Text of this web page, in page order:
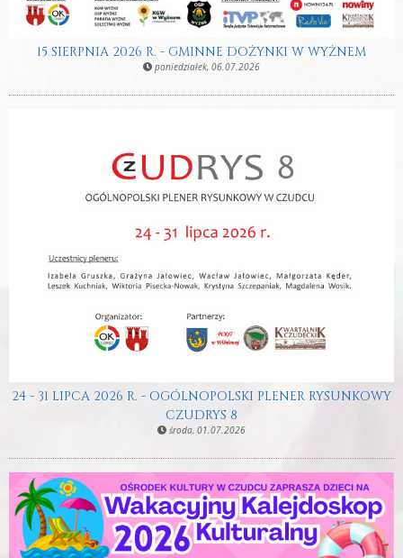
15 SIERPNIA 2026 R. - GMINNE DOŻYNKI W WYŻNEM
poniedziałek, 06.07.2026
24 - 31 LIPCA 2026 R. - OGÓLNOPOLSKI PLENER RYSUNKOWY
CZUDRYS 8
środa, 01.07.2026